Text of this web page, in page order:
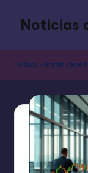
contenido
Noticias
Portada » Bitcoin